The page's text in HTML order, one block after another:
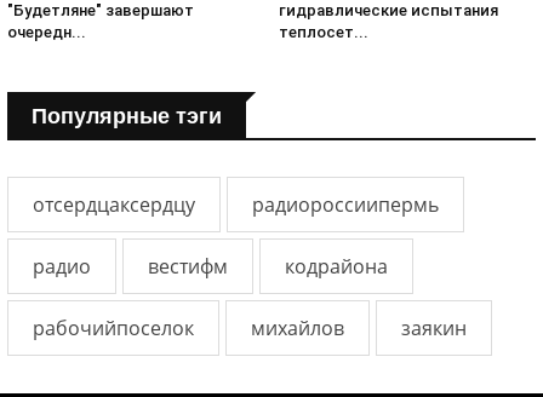
"Будетляне" завершают
очередн...
гидравлические испытания
теплосет...
Популярные тэги
отсердцаксердцу радиороссиипермь
радио вестифм кодрайона
рабочийпоселок михайлов заякин